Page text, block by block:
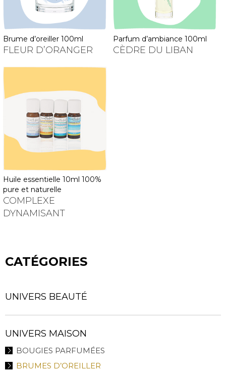
brume d’oreiller 100ml
FLEUR D’ORANGER
parfum d’ambiance 100ml
CÈDRE DU LIBAN
huile essentielle 10ml 100%
pure et naturelle
COMPLEXE
DYNAMISANT
CATÉGORIES
UNIVERS BEAUTÉ
UNIVERS MAISON
BOUGIES PARFUMÉES
BRUMES D’OREILLER